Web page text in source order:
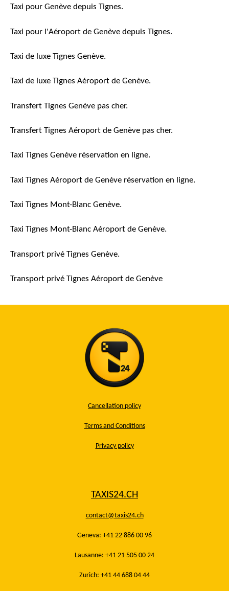
Taxi pour Genève depuis Tignes.
Taxi pour l'Aéroport de Genève depuis Tignes.
Taxi de luxe Tignes Genève.
Taxi de luxe Tignes Aéroport de Genève.
Transfert Tignes Genève pas cher.
Transfert Tignes Aéroport de Genève pas cher.
Taxi Tignes Genève réservation en ligne.
Taxi Tignes Aéroport de Genève réservation en ligne.
Taxi Tignes Mont-Blanc Genève.
Taxi Tignes Mont-Blanc Aéroport de Genève.
Transport privé Tignes Genève.
Transport privé Tignes Aéroport de Genève
Cancellation policy
Terms and Conditions
Privacy policy
TAXIS24.CH
contact@taxis24.ch
Geneva: +41 22 886 00 96
Lausanne: +41 21 505 00 24
Zurich: +41 44 688 04 44